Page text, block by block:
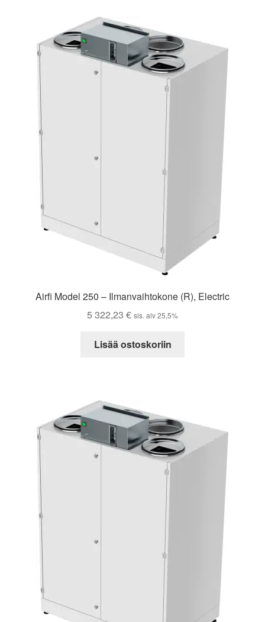
Airfi Model 250 – Ilmanvaihtokone (R), Electric
5 322,23 € sis. alv 25,5%
Lisää ostoskoriin